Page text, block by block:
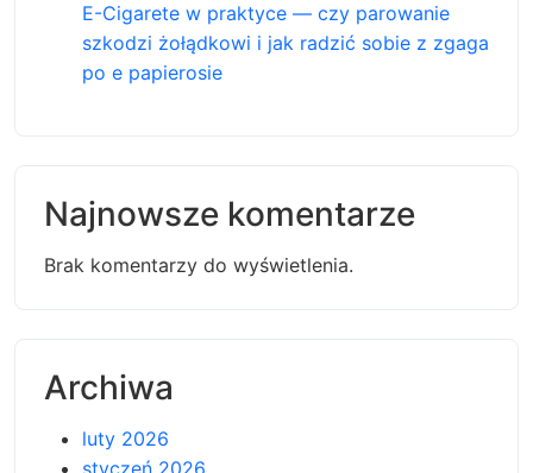
E-Cigarete w praktyce — czy parowanie
szkodzi żołądkowi i jak radzić sobie z zgaga
po e papierosie
Najnowsze komentarze
Brak komentarzy do wyświetlenia.
Archiwa
luty 2026
styczeń 2026